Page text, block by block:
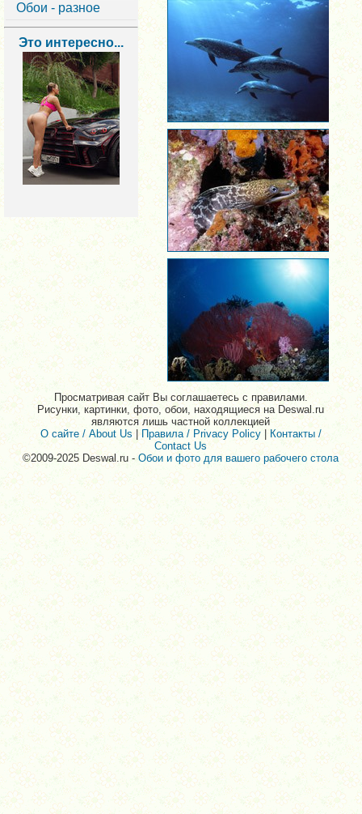
Обои - разное
Это интересно...
Просматривая сайт Вы соглашаетесь с правилами.
Рисунки, картинки, фото, обои, находящиеся на Deswal.ru
являются лишь частной коллекцией
О сайте / About Us| Правила / Privacy Policy | Контакты /
Contact Us
©2009-2025 Deswal.ru -Обои и фото для вашего рабочего стола